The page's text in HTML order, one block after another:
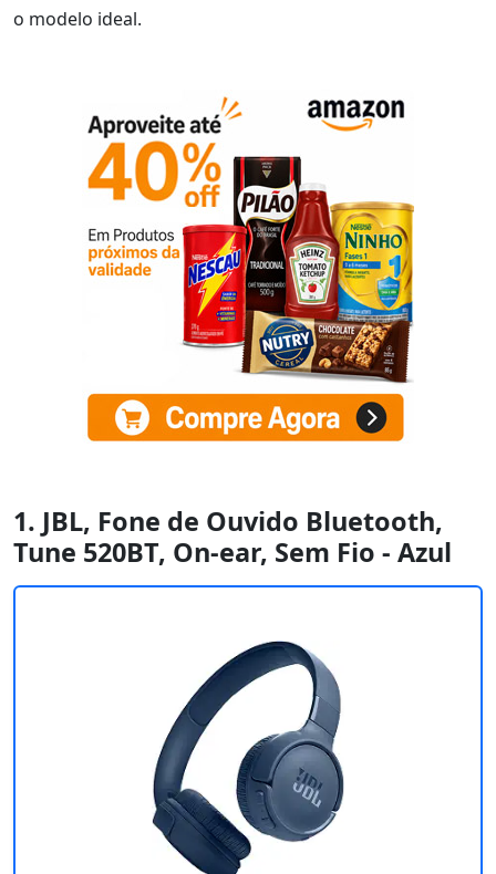
o modelo ideal.
1. JBL, Fone de Ouvido Bluetooth,
Tune 520BT, On-ear, Sem Fio - Azul